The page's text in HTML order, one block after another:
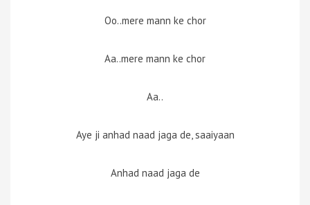
Oo..mere mann ke chor
Aa..mere mann ke chor
Aa..
Aye ji anhad naad jaga de, saaiyaan
Anhad naad jaga de